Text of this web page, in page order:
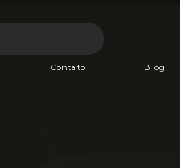
Contato Blog